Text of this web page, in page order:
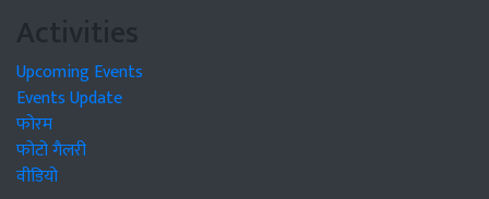
Activities
Upcoming Events
Events Update
फोरम
फोटो गैलरी
वीडियो